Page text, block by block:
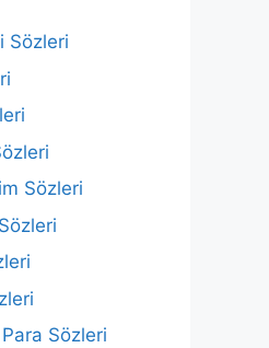
Sözleri
Sözleri
Sözleri